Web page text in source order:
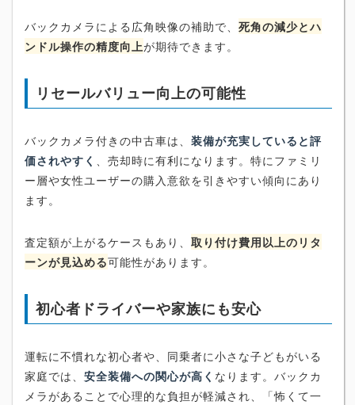
バックカメラによる広角映像の補助で、 死角の減少とハ
ンドル操作の精度向上が期待できます。
リセールバリュー向上の可能性
バックカメラ付きの中古車は、 装備が充実していると評
価されやすく 、売却時に有利になります。特にファミリ
ー層や女性ユーザーの購入意欲を引きやすい傾向にあり
ます。
査定額が上がるケースもあり、 取り付け費用以上のリタ
ーンが見込める可能性があります。
初心者ドライバーや家族にも安心
運転に不慣れな初心者や、同乗者に小さな子どもがいる
家庭では、 安全装備への関心が高く なります。バックカ
メラがあることで心理的な負担が軽減され、「怖くて一